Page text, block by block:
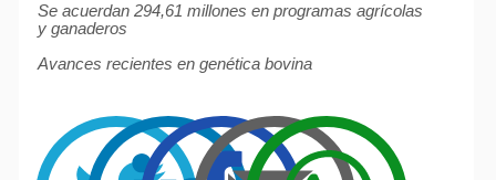
Se acuerdan 294,61 millones en programas agrícolas
y ganaderos
Avances recientes en genética bovina